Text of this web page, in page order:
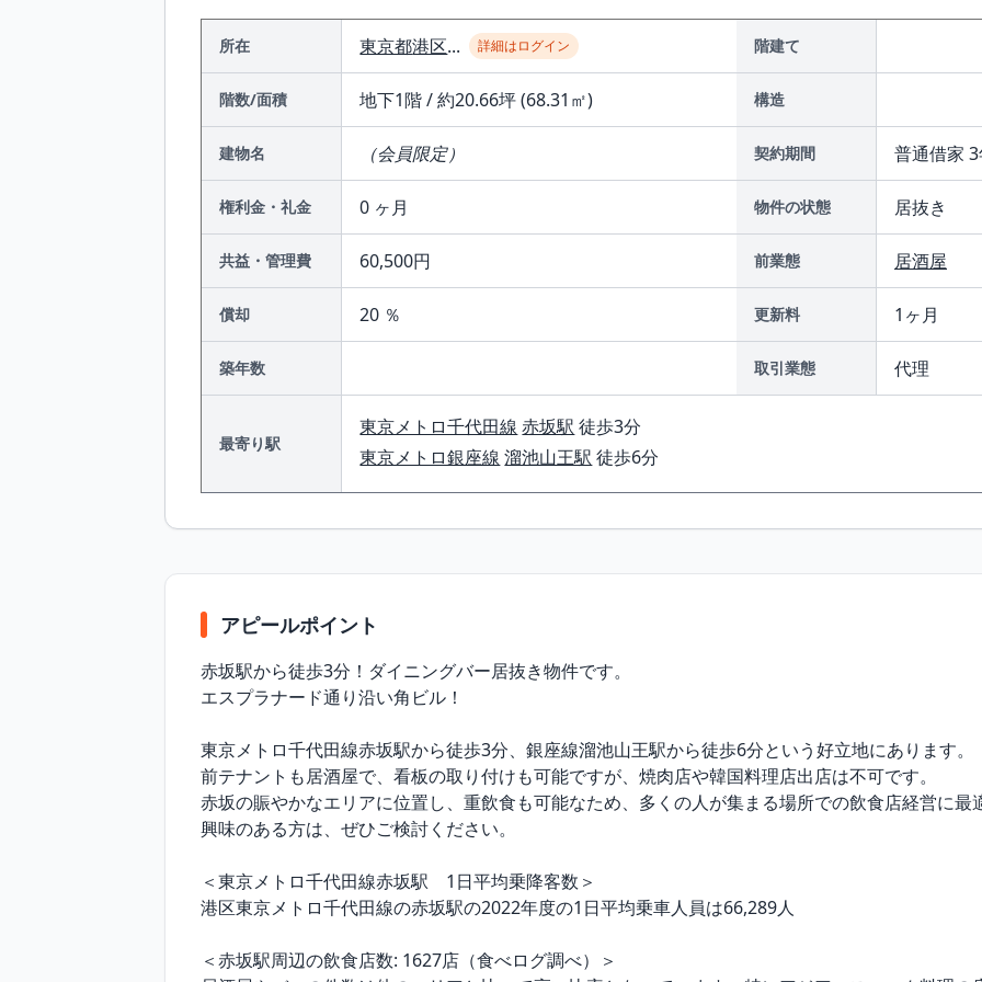
所在 東京都港区... 詳細はログイン 階建て
階数/面積 地下1階 / 約20.66坪 (68.31㎡) 構造
建物名 （会員限定） 契約期間 普通借家
権利金・礼金 0 ヶ月 物件の状態 居抜き
共益・管理費 60,500円 前業態 居酒屋
償却 20 ％ 更新料 1ヶ月
築年数 取引業態 代理
最寄り駅
東京メトロ千代田線 赤坂駅 徒歩3分
東京メトロ銀座線 溜池山王駅 徒歩6分
アピールポイント
赤坂駅から徒歩3分！ダイニングバー居抜き物件です。
エスプラナード通り沿い角ビル！
東京メトロ千代田線赤坂駅から徒歩3分、銀座線溜池山王駅から徒歩6分という好立地にあります。
前テナントも居酒屋で、看板の取り付けも可能ですが、焼肉店や韓国料理店出店は不可です。
赤坂の賑やかなエリアに位置し、重飲食も可能なため、多くの人が集まる場所での飲食店経営に最
興味のある方は、ぜひご検討ください。
＜東京メトロ千代田線赤坂駅　1日平均乗降客数＞
港区東京メトロ千代田線の赤坂駅の2022年度の1日平均乗車人員は66,289人
＜赤坂駅周辺の飲食店数: 1627店（食べログ調べ）＞